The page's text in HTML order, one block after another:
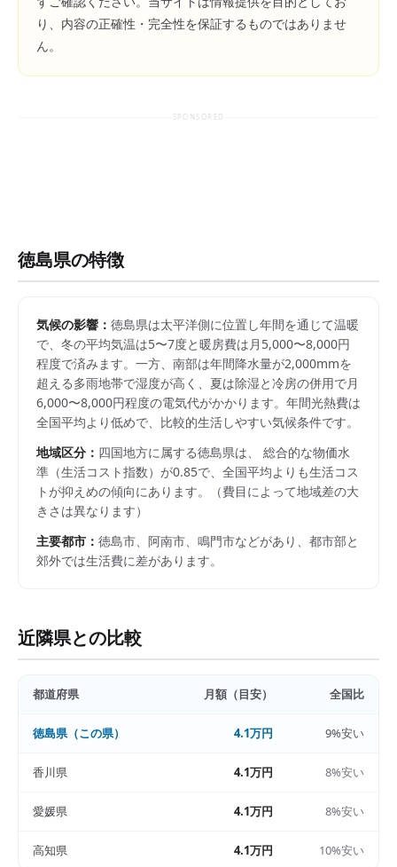
り、内容の正確性・完全性を保証するものではありませ
ん。
SPONSORED
徳島県の特徴
気候の影響： 徳島県は太平洋側に位置し年間を通じて温暖
で、冬の平均気温は5〜7度と暖房費は月5,000〜8,000円
程度で済みます。一方、南部は年間降水量が2,000mmを
超える多雨地帯で湿度が高く、夏は除湿と冷房の併用で月
6,000〜8,000円程度の電気代がかかります。年間光熱費は
全国平均より低めで、比較的生活しやすい気候条件です。
地域区分： 四国地方に属する徳島県は、 総合的な物価水
準（生活コスト指数）が0.85で、 全国平均よりも生活コス
トが抑えめの傾向にあります。
（費目によって地域差の大
きさは異なります）
主要都市： 徳島市、阿南市、鳴門市などがあり、都市部と
郊外では生活費に差があります。
近隣県との比較
都道府県 月額（目安） 全国比
徳島県（この県） 4.1万円 9%安い
香川県 4.1万円 8%安い
愛媛県 4.1万円 8%安い
高知県 4.1万円 10%安い